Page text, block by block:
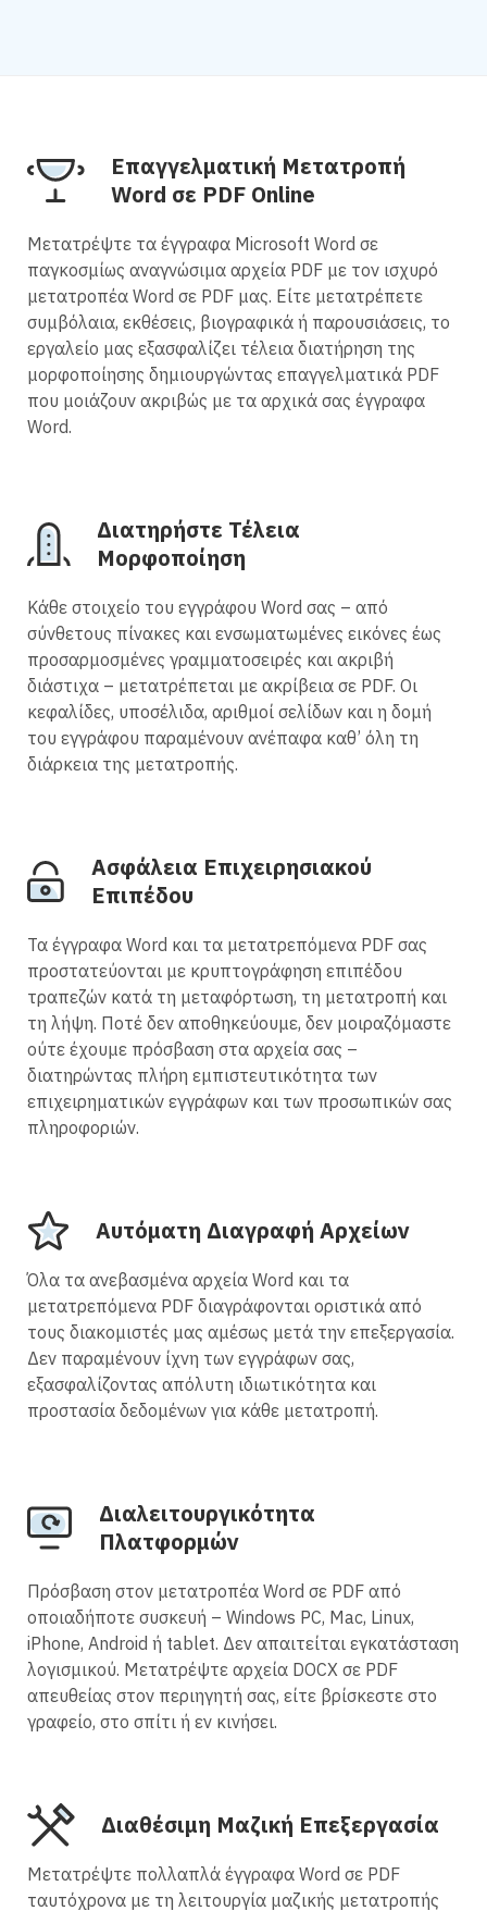
Επαγγελματική Μετατροπή
Word σε PDF Online
Μετατρέψτε τα έγγραφα Microsoft Word σε
παγκοσμίως αναγνώσιμα αρχεία PDF με τον ισχυρό
μετατροπέα Word σε PDF μας. Είτε μετατρέπετε
συμβόλαια, εκθέσεις, βιογραφικά ή παρουσιάσεις, το
εργαλείο μας εξασφαλίζει τέλεια διατήρηση της
μορφοποίησης δημιουργώντας επαγγελματικά PDF
που μοιάζουν ακριβώς με τα αρχικά σας έγγραφα
Word.
Διατηρήστε Τέλεια
Μορφοποίηση
Κάθε στοιχείο του εγγράφου Word σας – από
σύνθετους πίνακες και ενσωματωμένες εικόνες έως
προσαρμοσμένες γραμματοσειρές και ακριβή
διάστιχα – μετατρέπεται με ακρίβεια σε PDF. Οι
κεφαλίδες, υποσέλιδα, αριθμοί σελίδων και η δομή
του εγγράφου παραμένουν ανέπαφα καθ’ όλη τη
διάρκεια της μετατροπής.
Ασφάλεια Επιχειρησιακού
Επιπέδου
Τα έγγραφα Word και τα μετατρεπόμενα PDF σας
προστατεύονται με κρυπτογράφηση επιπέδου
τραπεζών κατά τη μεταφόρτωση, τη μετατροπή και
τη λήψη. Ποτέ δεν αποθηκεύουμε, δεν μοιραζόμαστε
ούτε έχουμε πρόσβαση στα αρχεία σας –
διατηρώντας πλήρη εμπιστευτικότητα των
επιχειρηματικών εγγράφων και των προσωπικών σας
πληροφοριών.
Αυτόματη Διαγραφή Αρχείων
Όλα τα ανεβασμένα αρχεία Word και τα
μετατρεπόμενα PDF διαγράφονται οριστικά από
τους διακομιστές μας αμέσως μετά την επεξεργασία.
Δεν παραμένουν ίχνη των εγγράφων σας,
εξασφαλίζοντας απόλυτη ιδιωτικότητα και
προστασία δεδομένων για κάθε μετατροπή.
Διαλειτουργικότητα
Πλατφορμών
Πρόσβαση στον μετατροπέα Word σε PDF από
οποιαδήποτε συσκευή – Windows PC, Mac, Linux,
iPhone, Android ή tablet. Δεν απαιτείται εγκατάσταση
λογισμικού. Μετατρέψτε αρχεία DOCX σε PDF
απευθείας στον περιηγητή σας, είτε βρίσκεστε στο
γραφείο, στο σπίτι ή εν κινήσει.
Διαθέσιμη Μαζική Επεξεργασία
Μετατρέψτε πολλαπλά έγγραφα Word σε PDF
ταυτόχρονα με τη λειτουργία μαζικής μετατροπής